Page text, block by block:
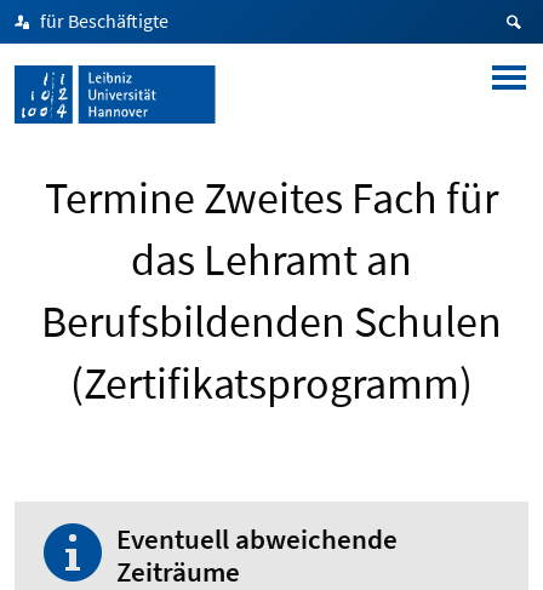
für Beschäftigte
Termine Zweites Fach für
das Lehramt an
Berufsbildenden Schulen
(Zertifikatsprogramm)
Eventuell abweichende
Zeiträume